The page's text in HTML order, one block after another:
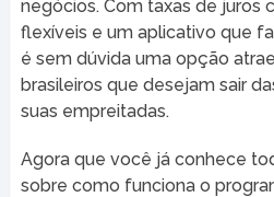
negócios. Com taxas de juros
flexíveis e um aplicativo que
é sem dúvida uma opção
brasileiros que desejam sair
suas empreitadas.
Agora que você já conhece
sobre como funciona o